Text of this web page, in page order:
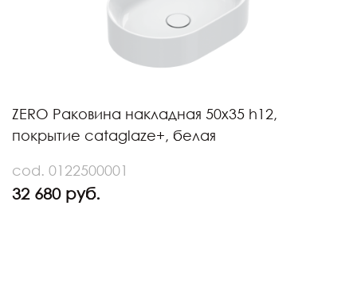
ZERO Раковина накладная 50х35 h12,
покрытие cataglaze+, белая
cod. 0122500001
32 680 руб.